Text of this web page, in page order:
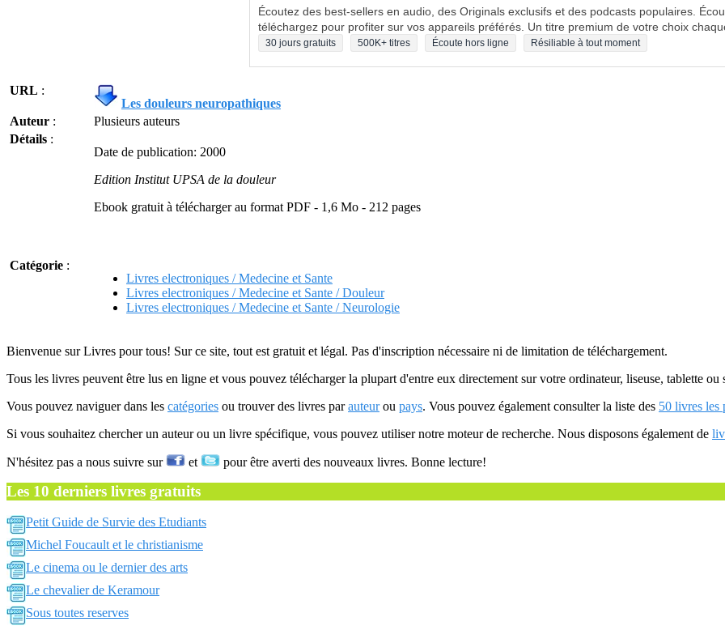
Écoutez des best-sellers en audio, des Originals exclusifs et des podcasts populaires.
téléchargez pour profiter sur vos appareils préférés. Un titre premium de votre choix
30 jours gratuits 500K+ titres Écoute hors ligne Résiliable à tout moment
URL :
Les douleurs neuropathiques
Auteur :
Plusieurs auteurs
Détails :
Date de publication: 2000
Edition Institut UPSA de la douleur
Ebook gratuit à télécharger au format PDF - 1,6 Mo - 212 pages
Catégorie :
Livres electroniques / Medecine et Sante
Livres electroniques / Medecine et Sante / Douleur
Livres electroniques / Medecine et Sante / Neurologie
Bienvenue sur Livres pour tous! Sur ce site, tout est gratuit et légal. Pas d'inscription nécessaire ni de limitation de téléchargement.
Tous les livres peuvent être lus en ligne et vous pouvez télécharger la plupart d'entre eux directement sur votre ordinateur, liseuse, tablette ou
Vous pouvez naviguer dans les catégories ou trouver des livres parauteurou pays. Vous pouvez également consulter la liste des 50 livres les
Si vous souhaitez chercher un auteur ou un livre spécifique, vous pouvez utiliser notre moteur de recherche. Nous disposons également de
N'hésitez pas a nous suivre sur et pour être averti des nouveaux livres. Bonne lecture!
Les 10 derniers livres gratuits
Petit Guide de Survie des Etudiants
Michel Foucault et le christianisme
Le cinema ou le dernier des arts
Le chevalier de Keramour
Sous toutes reserves